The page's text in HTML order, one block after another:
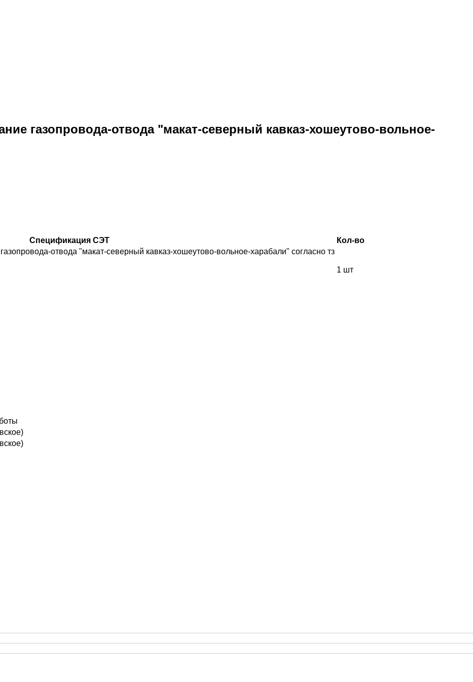
газопровода-отвода "макат-северный кавказ-хошеутово-вольное-
Спецификация СЭТ Кол-во
отвода "макат-северный кавказ-хошеутово-вольное-харабали" согласно тз
1 шт